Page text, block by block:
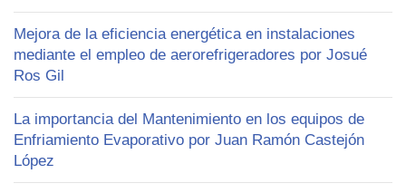
Mejora de la eficiencia energética en instalaciones
mediante el empleo de aerorefrigeradores por Josué
Ros Gil
La importancia del Mantenimiento en los equipos de
Enfriamiento Evaporativo por Juan Ramón Castejón
López